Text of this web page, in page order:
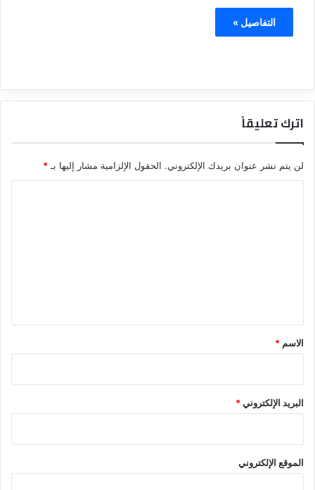
التفاصيل »
اترك تعليقاً
لن يتم نشر عنوان بريدك الإلكتروني. الحقول الإلزامية مشار إليها بـ*
*
الاسم *
البريد الإلكتروني*
الموقع الإلكتروني